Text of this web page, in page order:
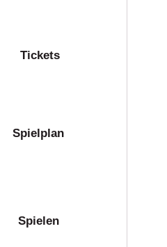
Tickets
Spielplan
Spielen